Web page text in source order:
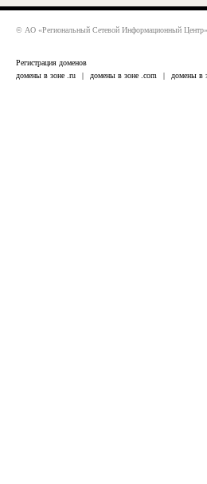
© АО «Региональный Сетевой Информационный
Регистрация доменов
домены в зоне .ru
| домены в зоне .com | домены в